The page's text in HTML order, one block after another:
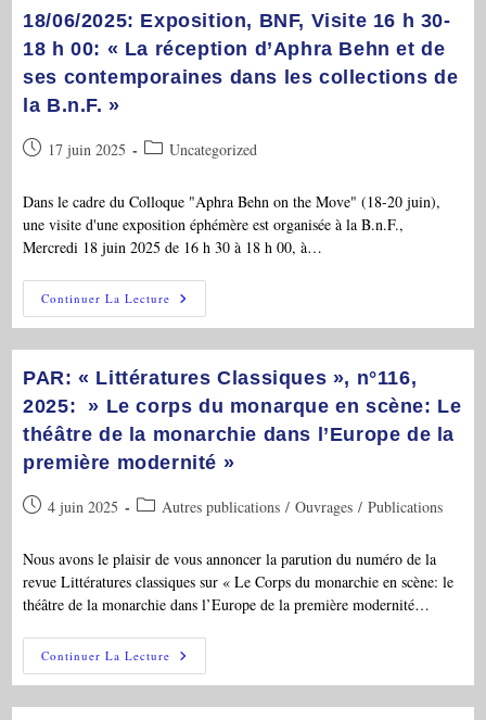
Anglais
18/06/2025: Exposition, BNF, Visite 16 h 30-
18 h 00: « La réception d’Aphra Behn et de
ses contemporaines dans les collections de
la B.n.F. »
Publication
17 juin 2025
PostUncategorized
Dans le cadre du Colloque "Aphra Behn on the Move" (18-20 juin),
une visite d'une exposition éphémère est organisée à la B.n.F.,
Mercredi 18 juin 2025 de 16 h 30 à 18 h 00, à…
Continuer La Lecture 18/06/2025:
Exposition,
BNF,
H
30-
18
H
00:
« La
Réception
Et
Contemporaines
Les
Collections
La
B.n.F. »
PAR: « Littératures Classiques », n°116,
2025: » Le corps du monarque en scène: Le
théâtre de la monarchie dans l’Europe de la
première modernité »
Publication
4 juin 2025
Post Autres publications / Ouvrages / Publications
Nous avons le plaisir de vous annoncer la parution du numéro de la
revue Littératures classiques sur « Le Corps du monarchie en scène: le
théâtre de la monarchie dans l’Europe de la première modernité…
Continuer La Lecture PAR:
« Littératures
Classiques »,